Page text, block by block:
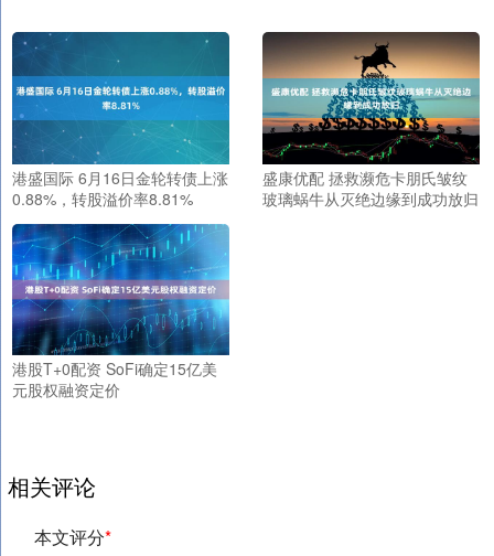
港盛国际 6月16日金轮转债上涨
0.88%，转股溢价率8.81%
盛康优配 拯救濒危卡朋氏皱纹
玻璃蜗牛从灭绝边缘到成功放归
港股T+0配资 SoFi确定15亿美
元股权融资定价
相关评论
本文评分*